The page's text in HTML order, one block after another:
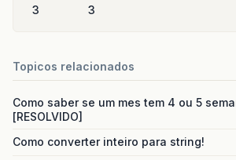
3 3
Topicos relacionados
Como saber se um mes tem 4 ou 5
[RESOLVIDO]
Como converter inteiro para string!